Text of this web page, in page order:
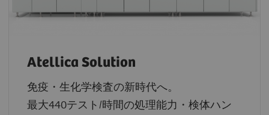
Atellica Solution
免疫・生化学検査の新時代へ。
最大440テスト/時間の処理能力・検体ハン